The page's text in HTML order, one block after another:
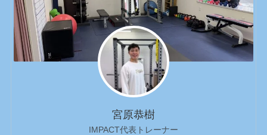
宮原恭樹
IMPACT代表トレーナー